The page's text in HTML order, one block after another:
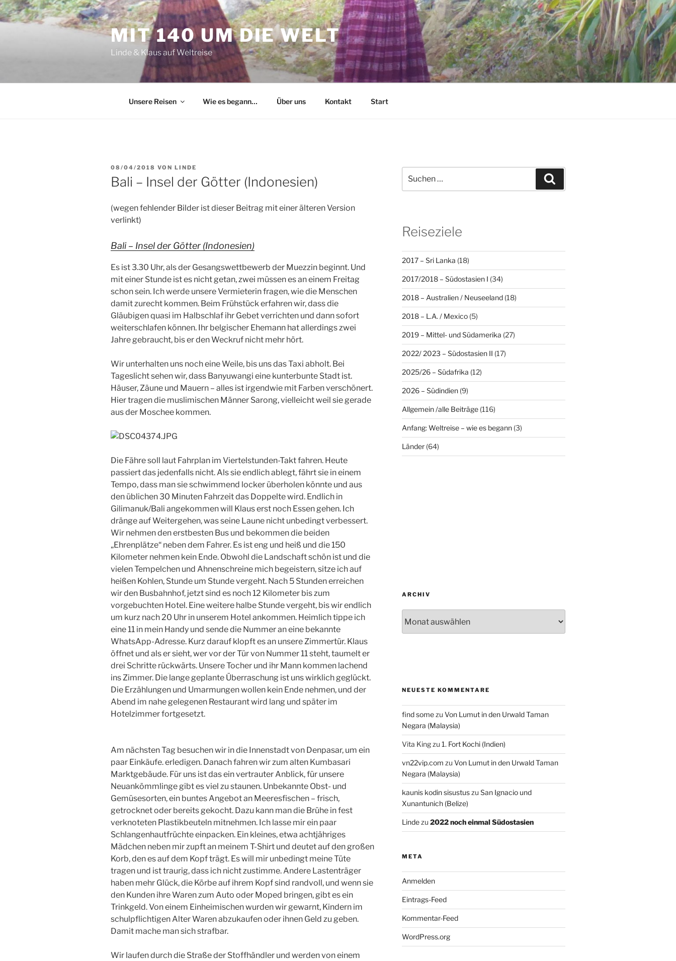
Zum
Inhalt
MIT 140 UM DIE WELT
Linde & Klaus auf Weltreise
Unsere Reisen Wie es begann… Über uns Kontakt Start
VERÖFFENTLICHT
AM
08/04/2018 VON LINDE
Bali – Insel der Götter (Indonesien)
(wegen fehlender Bilder ist dieser Beitrag mit einer älteren Version
verlinkt)
Bali – Insel der Götter (Indonesien)
Es ist 3.30 Uhr, als der Gesangswettbewerb der Muezzin beginnt. Und
mit einer Stunde ist es nicht getan, zwei müssen es an einem Freitag
schon sein. Ich werde unsere Vermieterin fragen, wie die Menschen
damit zurecht kommen. Beim Frühstück erfahren wir, dass die
Gläubigen quasi im Halbschlaf ihr Gebet verrichten und dann sofort
weiterschlafen können. Ihr belgischer Ehemann hat allerdings zwei
Jahre gebraucht, bis er den Weckruf nicht mehr hört.
Wir unterhalten uns noch eine Weile, bis uns das Taxi abholt. Bei
Tageslicht sehen wir, dass Banyuwangi eine kunterbunte Stadt ist.
Häuser, Zäune und Mauern – alles ist irgendwie mit Farben verschönert.
Hier tragen die muslimischen Männer Sarong, vielleicht weil sie gerade
aus der Moschee kommen.
Die Fähre soll laut Fahrplan im Viertelstunden-Takt fahren. Heute
passiert das jedenfalls nicht. Als sie endlich ablegt, fährt sie in einem
Tempo, dass man sie schwimmend locker überholen könnte und aus
den üblichen 30 Minuten Fahrzeit das Doppelte wird. Endlich in
Gilimanuk/Bali angekommen will Klaus erst noch Essen gehen. Ich
dränge auf Weitergehen, was seine Laune nicht unbedingt verbessert.
Wir nehmen den erstbesten Bus und bekommen die beiden
„Ehrenplätze“ neben dem Fahrer. Es ist eng und heiß und die 150
Kilometer nehmen kein Ende. Obwohl die Landschaft schön ist und die
vielen Tempelchen und Ahnenschreine mich begeistern, sitze ich auf
heißen Kohlen, Stunde um Stunde vergeht. Nach 5 Stunden erreichen
wir den Busbahnhof, jetzt sind es noch 12 Kilometer bis zum
vorgebuchten Hotel. Eine weitere halbe Stunde vergeht, bis wir endlich
um kurz nach 20 Uhr in unserem Hotel ankommen. Heimlich tippe ich
eine 11 in mein Handy und sende die Nummer an eine bekannte
WhatsApp-Adresse. Kurz darauf klopft es an unsere Zimmertür. Klaus
öffnet und als er sieht, wer vor der Tür von Nummer 11 steht, taumelt er
drei Schritte rückwärts. Unsere Tocher und ihr Mann kommen lachend
ins Zimmer. Die lange geplante Überraschung ist uns wirklich geglückt.
Die Erzählungen und Umarmungen wollen kein Ende nehmen, und der
Abend im nahe gelegenen Restaurant wird lang und später im
Hotelzimmer fortgesetzt.
Am nächsten Tag besuchen wir in die Innenstadt von Denpasar, um ein
paar Einkäufe. erledigen. Danach fahren wir zum alten Kumbasari
Marktgebäude. Für uns ist das ein vertrauter Anblick, für unsere
Neuankömmlinge gibt es viel zu staunen. Unbekannte Obst- und
Gemüsesorten, ein buntes Angebot an Meeresfischen – frisch,
getrocknet oder bereits gekocht. Dazu kann man die Brühe in fest
verknoteten Plastikbeuteln mitnehmen. Ich lasse mir ein paar
Schlangenhautfrüchte einpacken. Ein kleines, etwa achtjähriges
Mädchen neben mir zupft an meinem T-Shirt und deutet auf den großen
Korb, den es auf dem Kopf trägt. Es will mir unbedingt meine Tüte
tragen und ist traurig, dass ich nicht zustimme. Andere Lastenträger
haben mehr Glück, die Körbe auf ihrem Kopf sind randvoll, und wenn sie
den Kunden ihre Waren zum Auto oder Moped bringen, gibt es ein
Trinkgeld. Von einem Einheimischen wurden wir gewarnt, Kindern im
schulpflichtigen Alter Waren abzukaufen oder ihnen Geld zu geben.
Damit mache man sich strafbar.
Wir laufen durch die Straße der Stoffhändler und werden von einem
nach:
Reiseziele
2017 – Sri Lanka (18)
2017/2018 – Südostasien I (34)
2018 – Australien / Neuseeland(18)
2018 – L.A. / Mexico(5)
2019 – Mittel- und Südamerika (27)
2022/ 2023 – Südostasien II (17)
2025/26 – Südafrika (12)
2026 – Südindien(9)
Allgemein /alle Beiträge(116)
Anfang: Weltreise – wie es begann(3)
Länder(64)
ARCHIV
NEUESTE KOMMENTARE
find somezu Von Lumut in den Urwald Taman
Negara (Malaysia)
Vita Kingzu 1. Fort Kochi (Indien)
vn22vip.com zu Von Lumut in den Urwald Taman
Negara (Malaysia)
kaunis kodin sisustuszu San Ignacio und
Xunantunich (Belize)
Lindezu 2022 noch einmal Südostasien
META
Anmelden
Eintrags-Feed
Kommentar-Feed
WordPress.org